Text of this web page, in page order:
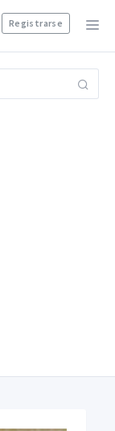
Registrarse